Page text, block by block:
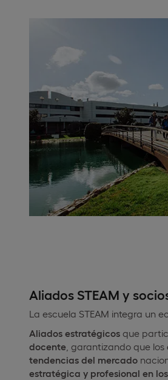
Aliados STEAM y
La escuela STEAM integra un
Aliados estratégicos que
docente , garantizando que los
tendencias del mercado
estratégica y profesional en